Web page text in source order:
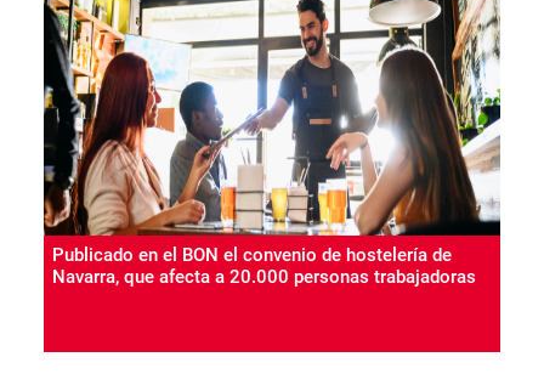
Publicado en el BON el convenio de hostelería de
Navarra, que afecta a 20.000 personas trabajadoras